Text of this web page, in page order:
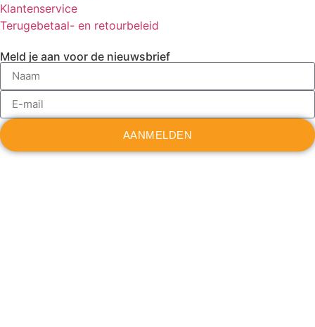
Klantenservice
Terugebetaal- en retourbeleid
Meld je aan voor de nieuwsbrief
AANMELDEN